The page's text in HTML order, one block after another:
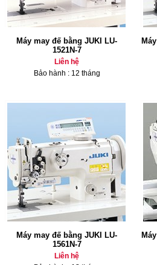
Máy may đế bằng JUKI LU-
1521N-7
Liên hệ
Bảo hành : 12 tháng
Máy may đế bằng JUKI LU-
1561N-7
Liên hệ